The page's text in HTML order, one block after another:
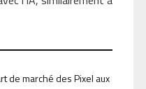
de marché des Pixel aux